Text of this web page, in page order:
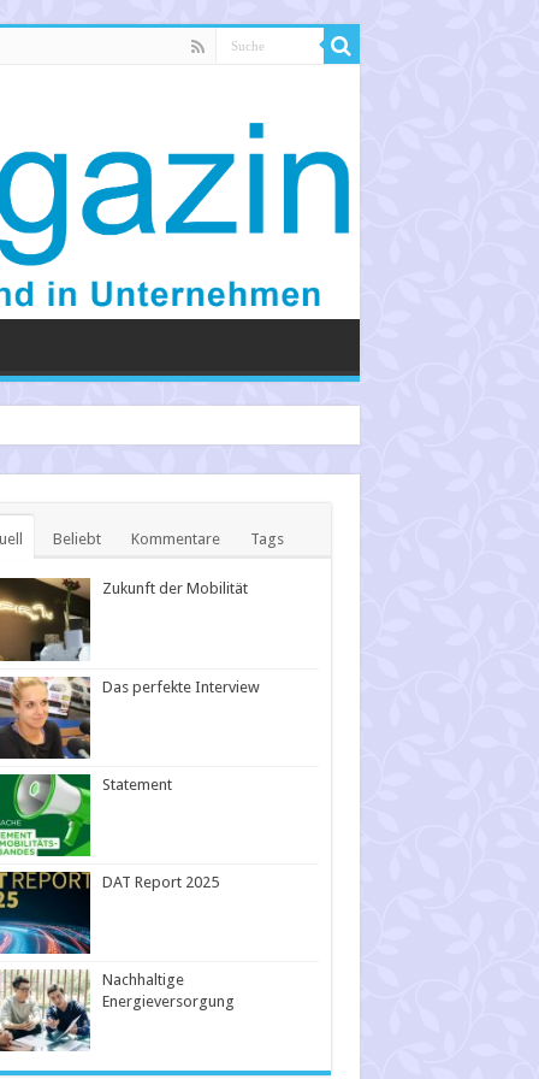
Beliebt Kommentare Tags
Zukunft der Mobilität
Das perfekte Interview
Statement
DAT Report 2025
Nachhaltige
Energieversorgung